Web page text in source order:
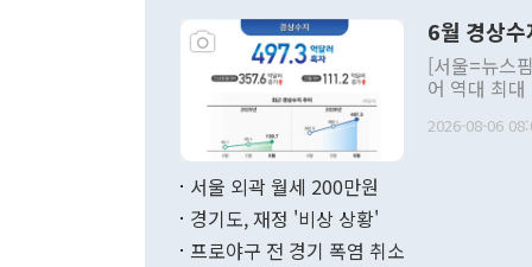
주의적 희망
관의 대북
관 부처 장
관의 무리한
다. [정동영 통일부 장관이 지난달 23일 오후 서울 종로구 정부서울청사에
6월 경상
[서울=뉴스
어 역대 최
료=한국은행] 한국은행이 6일 발표한 '2026년 6월 국제수지(잠정)'
2026-08-06
서울 외곽 월세 200만원
경기도, 재정 '비상 상황'
프로야구 전 경기 폭염 취소